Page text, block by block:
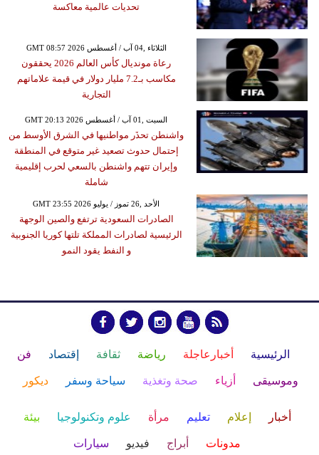
تحديات عالمية معاكسة
GMT 08:57 2026 الثلاثاء ,04 آب / أغسطس
رعاة مونديال كأس العالم 2026 يحققون
مكاسب بـ7.2 مليار دولار في قيمة علاماتهم
التجارية
GMT 20:13 2026 السبت ,01 آب / أغسطس
واشنطن تحذَر مواطنيها في الشرق الأوسط من
إحتمال حدوث تصعيد غير متوقع في المنطقة
وإيران تتهم واشنطن بالسعي لحرب إقليمية
شاملة
GMT 23:55 2026 الأحد ,26 تموز / يوليو
الصادرات السعودية ترتفع والصين الوجهة
الرئيسية لصادرات المملكة تلتها كوريا الجنوبية
و النفط يقود النمو
الرئيسية أخبارعاجلة رياضة ثقافة إقتصاد فن
وموسيقى أزياء صحة وتغذية سياحة وسفر ديكور
أخبار إعلام تعليم مرأة علوم وتكنولوجيا بيئة
مدونات أبراج فيديو سيارات